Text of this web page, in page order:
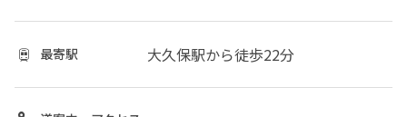
最寄駅 大久保駅から徒歩22分